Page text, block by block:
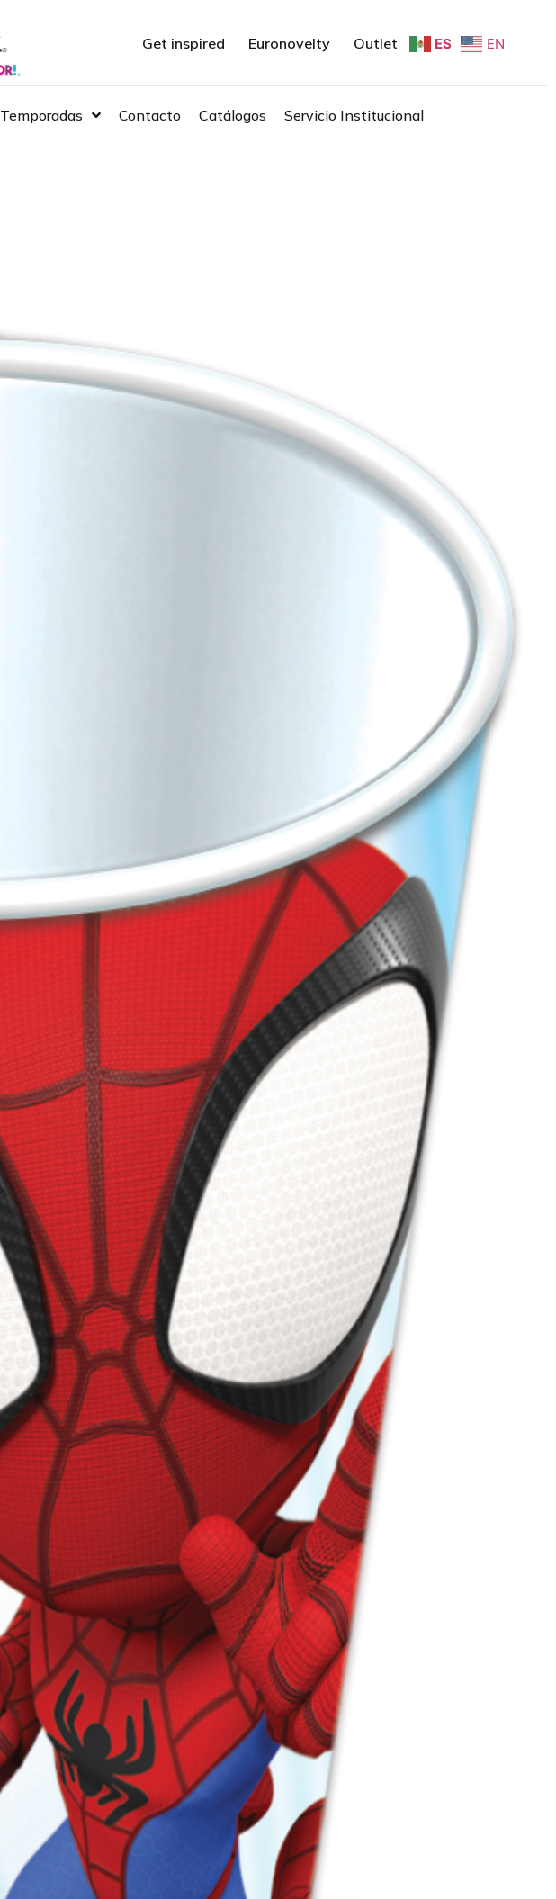
Get inspired Euronovelty Outlet ES EN
Temporadas Contacto Catálogos Servicio Institucional